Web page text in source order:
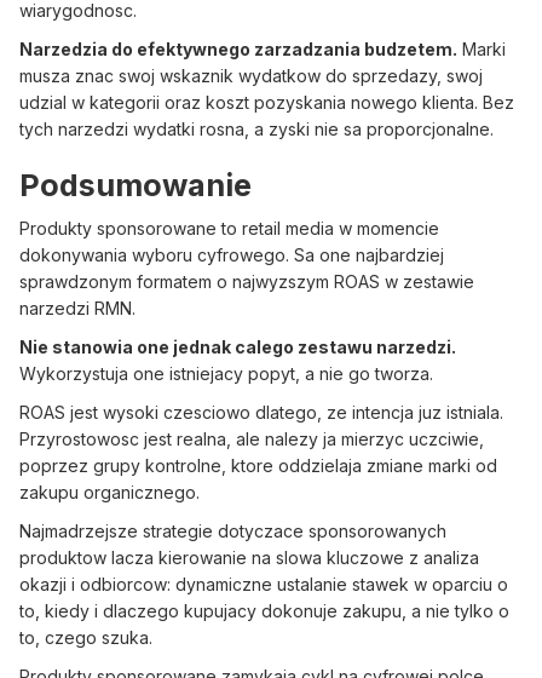
wiarygodnosc.
Narzedzia do efektywnego zarzadzania budzetem. Marki
musza znac swoj wskaznik wydatkow do sprzedazy, swoj
udzial w kategorii oraz koszt pozyskania nowego klienta. Bez
tych narzedzi wydatki rosna, a zyski nie sa proporcjonalne.
Podsumowanie
Produkty sponsorowane to retail media w momencie
dokonywania wyboru cyfrowego. Sa one najbardziej
sprawdzonym formatem o najwyzszym ROAS w zestawie
narzedzi RMN.
Nie stanowia one jednak calego zestawu narzedzi.
Wykorzystuja one istniejacy popyt, a nie go tworza.
ROAS jest wysoki czesciowo dlatego, ze intencja juz istniala.
Przyrostowosc jest realna, ale nalezy ja mierzyc uczciwie,
poprzez grupy kontrolne, ktore oddzielaja zmiane marki od
zakupu organicznego.
Najmadrzejsze strategie dotyczace sponsorowanych
produktow lacza kierowanie na slowa kluczowe z analiza
okazji i odbiorcow: dynamiczne ustalanie stawek w oparciu o
to, kiedy i dlaczego kupujacy dokonuje zakupu, a nie tylko o
to, czego szuka.